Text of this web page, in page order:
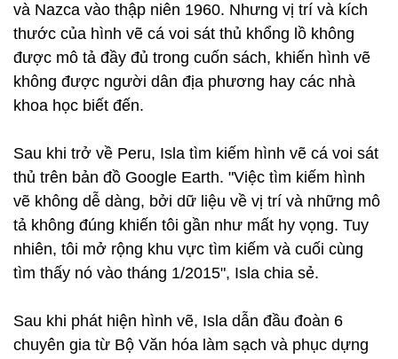
và Nazca vào thập niên 1960. Nhưng vị trí và kích
thước của hình vẽ cá voi sát thủ khổng lồ không
được mô tả đầy đủ trong cuốn sách, khiến hình vẽ
không được người dân địa phương hay các nhà
khoa học biết đến.
Sau khi trở về Peru, Isla tìm kiếm hình vẽ cá voi sát
thủ trên bản đồ Google Earth. "Việc tìm kiếm hình
vẽ không dễ dàng, bởi dữ liệu về vị trí và những mô
tả không đúng khiến tôi gần như mất hy vọng. Tuy
nhiên, tôi mở rộng khu vực tìm kiếm và cuối cùng
tìm thấy nó vào tháng 1/2015", Isla chia sẻ.
Sau khi phát hiện hình vẽ, Isla dẫn đầu đoàn 6
chuyên gia từ Bộ Văn hóa làm sạch và phục dựng